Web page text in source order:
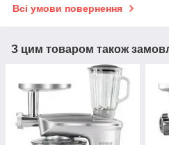
Всі умови повернення
З цим товаром також